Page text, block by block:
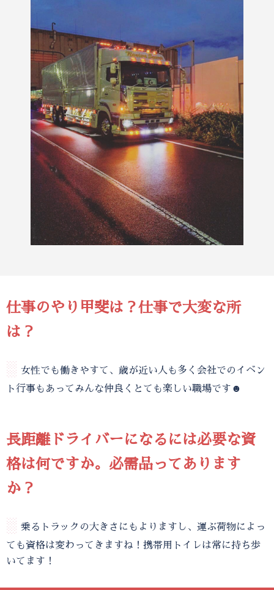
仕事のやり甲斐は？仕事で大変な所
は？
░ 女性でも働きやすて、歳が近い人も多く会社でのイベン
ト行事もあってみんな仲良くとても楽しい職場です☻
長距離ドライバーになるには必要な資
格は何ですか。必需品ってあります
か？
░ 乗るトラックの大きさにもよりますし、運ぶ荷物によっ
ても資格は変わってきますね！携帯用トイレは常に持ち歩
いてます！